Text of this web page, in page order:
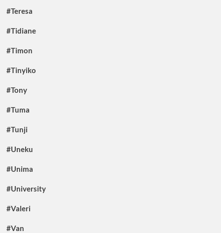
#Teresa
#Tidiane
#Timon
#Tinyiko
#Tony
#Tuma
#Tunji
#Uneku
#Unima
#University
#Valeri
#Van